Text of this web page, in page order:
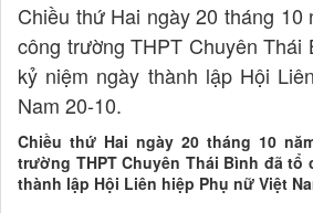
Chiều thứ Hai ngày 20 tháng 10
công trường THPT Chuyên
kỷ niệm ngày thành lập Hội
Nam 20-10.
Chiều thứ Hai ngày 20 tháng 10
trường THPT Chuyên Thái Bình đã tổ
thành lập Hội Liên hiệp Phụ nữ Việt